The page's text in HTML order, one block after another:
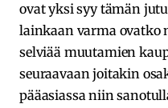
ovat yksi syy tämän
lainkaan varma ovatko
selviää muutamien
seuraavaan joitakin
pääasiassa niin